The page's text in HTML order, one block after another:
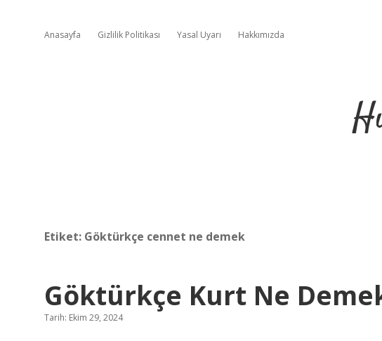
Anasayfa Gizlilik Politikası Yasal Uyarı Hakkımızda
Etiket: Göktürkçe cennet ne demek
Göktürkçe Kurt Ne
Tarih: Ekim 29, 2024